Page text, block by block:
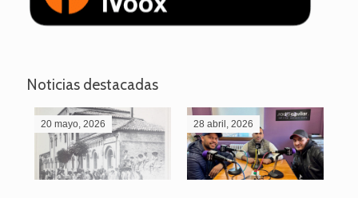
Noticias destacadas
20 mayo, 2026 28 abril, 2026